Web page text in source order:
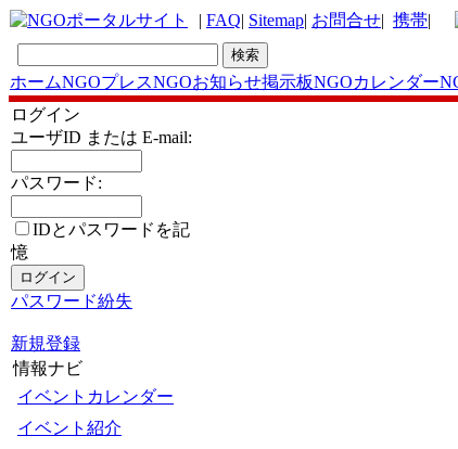
| FAQ| Sitemap| お問合せ| 携帯|
ホームNGOプレスNGOお知らせ掲示板NGOカレンダー
ログイン
ユーザID または E-mail:
パスワード:
IDとパスワードを記
憶
パスワード紛失
新規登録
情報ナビ
イベントカレンダー
イベント紹介